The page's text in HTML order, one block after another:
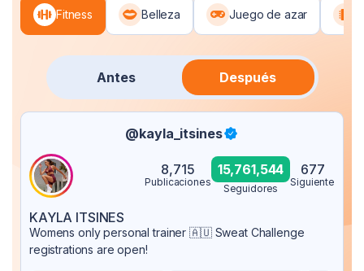
Fitness Belleza Juego de azar
Antes Después
@kayla_itsines
8,715
Publicaciones
15,761,544
Seguidores
677
Siguiente
KAYLA ITSINES
Womens only personal trainer 🇦🇺 Sweat Challenge
registrations are open!